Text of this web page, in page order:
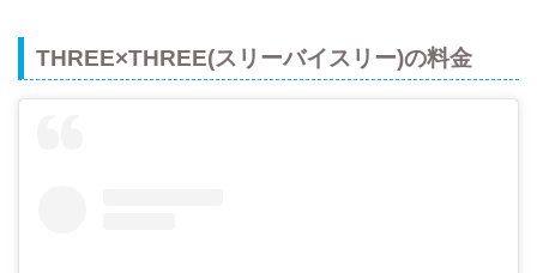
THREE×THREE(スリーバイスリー)の料金